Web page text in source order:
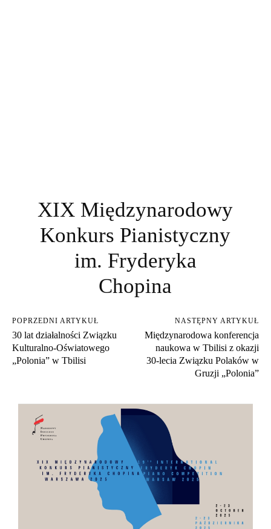
XIX Międzynarodowy
Konkurs Pianistyczny
im. Fryderyka
Chopina
POPRZEDNI ARTYKUŁ
30 lat działalności Związku
Kulturalno-Oświatowego
„Polonia” w Tbilisi
NASTĘPNY ARTYKUŁ
Międzynarodowa konferencja
naukowa w Tbilisi z okazji
30‑lecia Związku Polaków w
Gruzji „Polonia”